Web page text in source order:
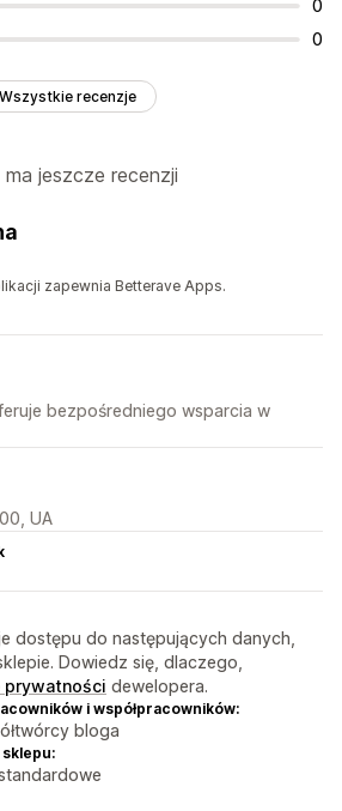
0
0
Wszystkie recenzje
ma jeszcze recenzji
zapewnia Betterave Apps.
bezpośredniego wsparcia w
UA
dostępu do następujących danych,
Dowiedz się, dlaczego,
dewelopera.
i współpracowników:
bloga